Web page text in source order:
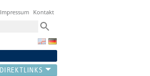
Impressum Kontakt